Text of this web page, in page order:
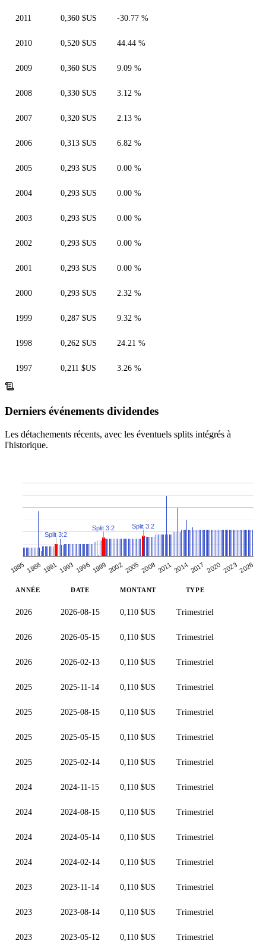
2011 0,360 $US -30.77 %
2010 0,520 $US 44.44 %
2009 0,360 $US 9.09 %
2008 0,330 $US 3.12 %
2007 0,320 $US 2.13 %
2006 0,313 $US 6.82 %
2005 0,293 $US 0.00 %
2004 0,293 $US 0.00 %
2003 0,293 $US 0.00 %
2002 0,293 $US 0.00 %
2001 0,293 $US 0.00 %
2000 0,293 $US 2.32 %
1999 0,287 $US 9.32 %
1998 0,262 $US 24.21 %
1997 0,211 $US 3.26 %
Derniers événements dividendes
Les détachements récents, avec les éventuels splits intégrés à
l'historique.
1985 1988 1991 1993 1996 1999 20022005 200820112014 2017 2020 20232026
Split 3:2
Split 3:2 Split 3:2
ANNÉE DATE MONTANT TYPE
2026 2026-08-15 0,110 $US Trimestriel
2026 2026-05-15 0,110 $US Trimestriel
2026 2026-02-13 0,110 $US Trimestriel
2025 2025-11-14 0,110 $US Trimestriel
2025 2025-08-15 0,110 $US Trimestriel
2025 2025-05-15 0,110 $US Trimestriel
2025 2025-02-14 0,110 $US Trimestriel
2024 2024-11-15 0,110 $US Trimestriel
2024 2024-08-15 0,110 $US Trimestriel
2024 2024-05-14 0,110 $US Trimestriel
2024 2024-02-14 0,110 $US Trimestriel
2023 2023-11-14 0,110 $US Trimestriel
2023 2023-08-14 0,110 $US Trimestriel
2023 2023-05-12 0,110 $US Trimestriel